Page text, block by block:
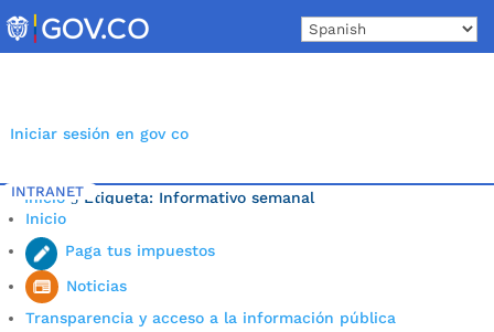
to
content
Iniciar sesión en gov co
INTRANET
Inicio
Paga tus impuestos
Noticias
Transparencia y acceso a la información pública
Inicio 5 Etiqueta: Informativo semanal